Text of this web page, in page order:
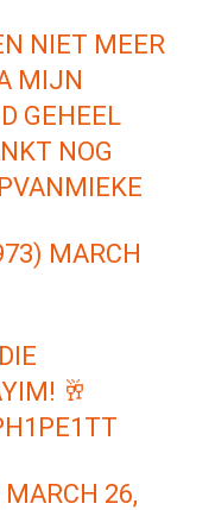
NIET MEER
MIJN
GEHEEL
NOG
MARCH
🥂
MARCH 26,